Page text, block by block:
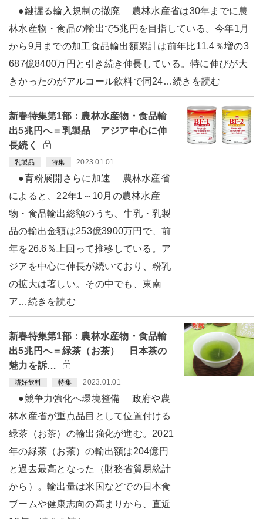
●鍵握る輸入規制の撤廃 農林水産省は30年までに農
林水産物・食品の輸出で5兆円を目指している。今年1月
から9月までの加工食品輸出額累計は前年比11.4％増の3
687億8400万円と引き続き伸長している。特に伸びが大
きかったのがアルコール飲料で同24…続きを読む
新春特集第1部：農林水産物・食品輸
出5兆円へ＝乳製品 アジア中心に伸
長続く
乳製品 特集 2023.01.01
●育粉展開さらに加速 農林水産省
によると、22年1～10月の農林水産
物・食品輸出総額のうち、牛乳・乳製
品の輸出金額は253億3900万円で、前
年を26.6％上回って推移している。ア
ジアを中心に伸長が続いており、粉乳
の拡大は著しい。その中でも、東南
ア…続きを読む
新春特集第1部：農林水産物・食品輸
出5兆円へ＝緑茶（お茶） 日本茶の
魅力を訴…
嗜好飲料 特集 2023.01.01
●競争力強化へ環境整備 政府や農
林水産省が重点品目として位置付ける
緑茶（お茶）の輸出強化が進む。2021
年の緑茶（お茶）の輸出額は204億円
と過去最高となった（財務省貿易統計
から）。輸出量は米国などでの日本食
ブームや健康志向の高まりから、直近